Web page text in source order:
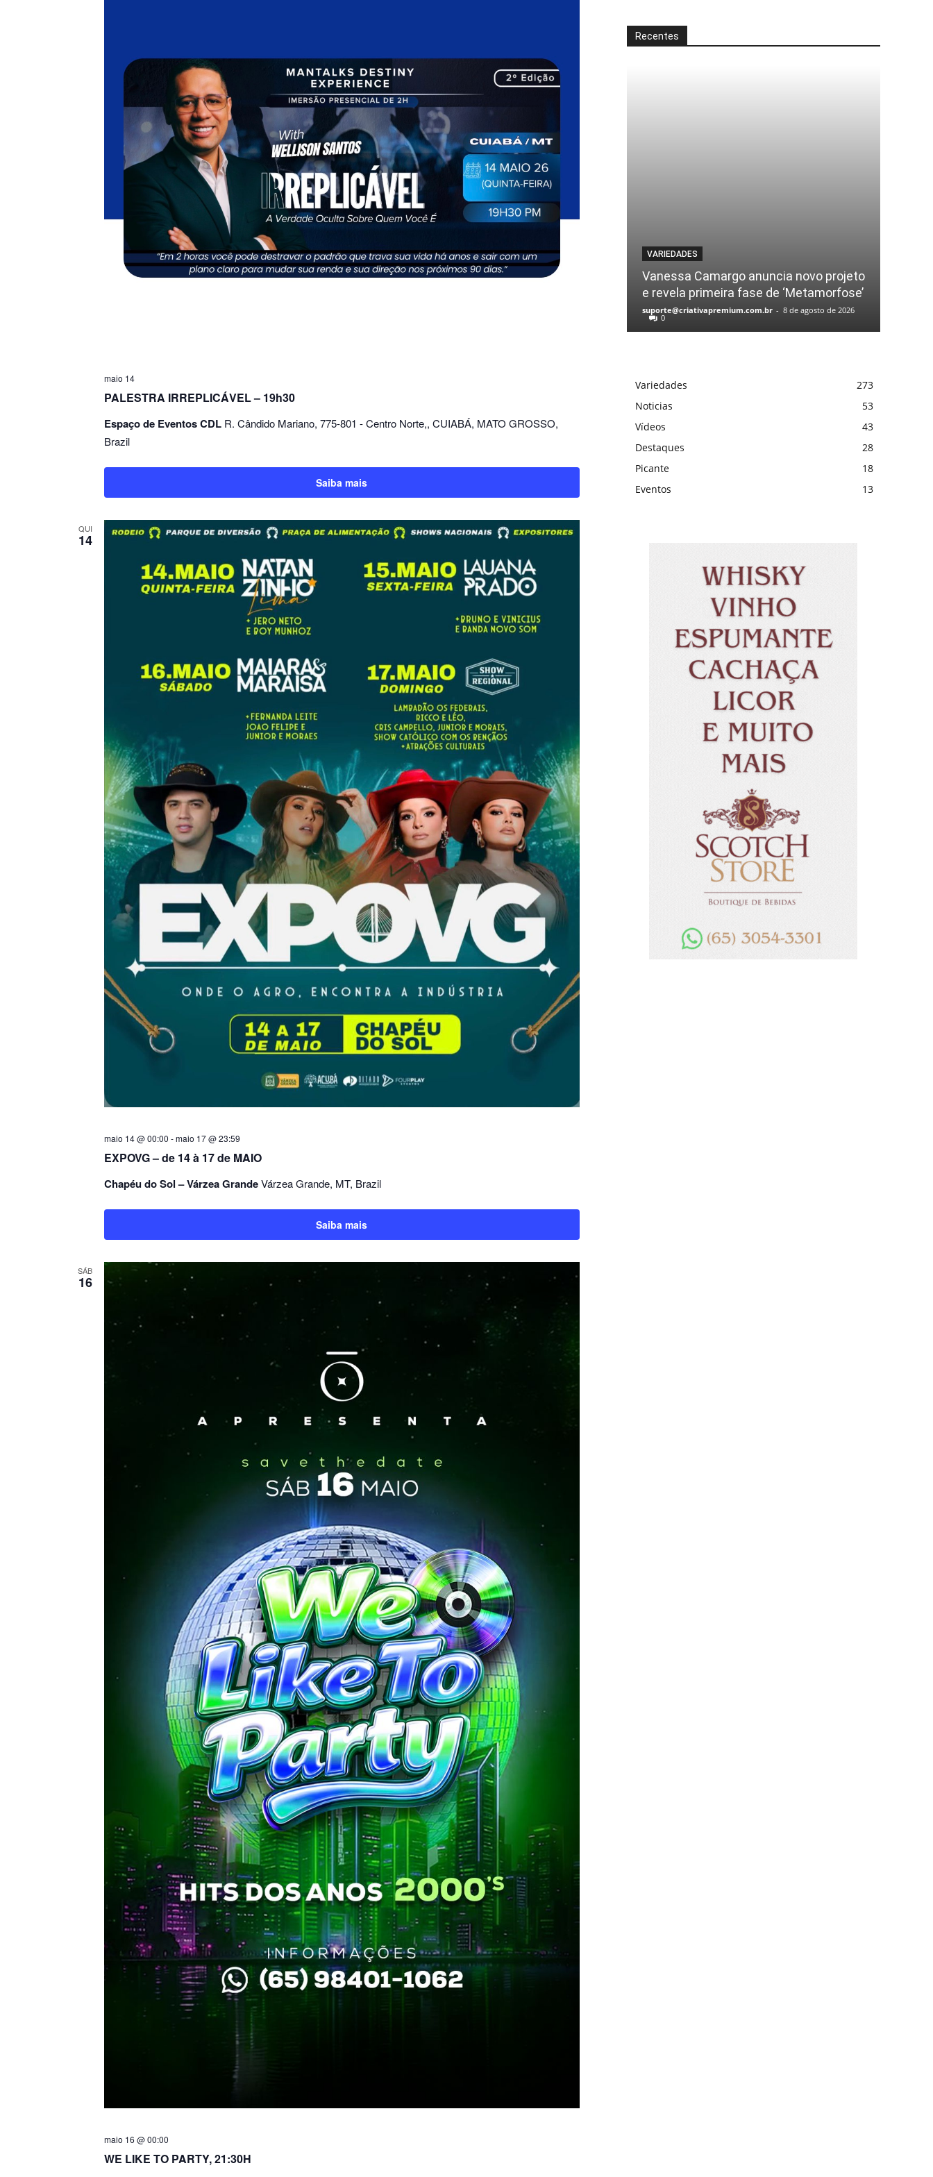
maio 14
PALESTRA IRREPLICÁVEL – 19h30
Espaço de Eventos CDL R. Cândido Mariano, 775-801 - Centro Norte,, CUIABÁ, MATO GROSSO,
Brazil
Saiba mais
QUI
14
maio 14 @ 00:00 -maio 17 @ 23:59
EXPOVG – de 14 à 17 de MAIO
Chapéu do Sol – Várzea GrandeVárzea Grande, MT, Brazil
Saiba mais
SÁB
16
maio 16 @ 00:00
WE LIKE TO PARTY, 21:30H
Recentes
VARIEDADES
Vanessa Camargo anuncia novo projeto
e revela primeira fase de ‘Metamorfose’
suporte@criativapremium.com.br - 8 de agosto de 2026
0
Variedades
273
Noticias
53
Vídeos
43
Destaques
28
Picante
18
Eventos
13